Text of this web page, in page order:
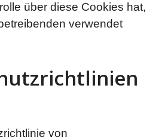
über diese Cookies hat,
verwendet
von